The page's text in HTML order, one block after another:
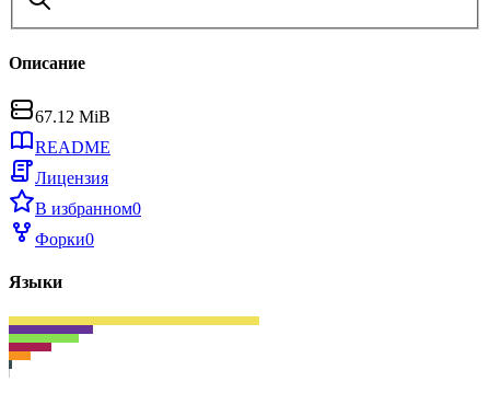
Описание
67.12 MiB
README
Лицензия
В избранном0
Форки0
Языки